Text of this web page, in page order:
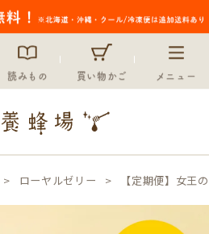
読みもの 買い物かご メニュー
ローヤルゼリー 【定期便】女王